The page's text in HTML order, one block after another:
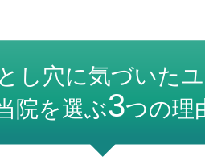
し穴に気づいた
院を選ぶ3つの理